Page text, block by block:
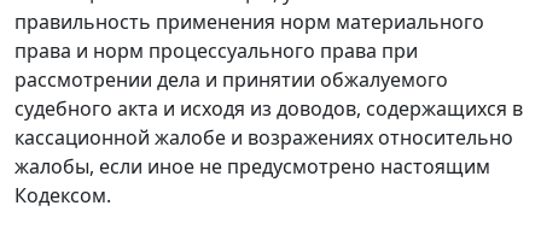
правильность применения норм материального
права и норм процессуального права при
рассмотрении дела и принятии обжалуемого
судебного акта и исходя из доводов, содержащихся в
кассационной жалобе и возражениях относительно
жалобы, если иное не предусмотрено настоящим
Кодексом.